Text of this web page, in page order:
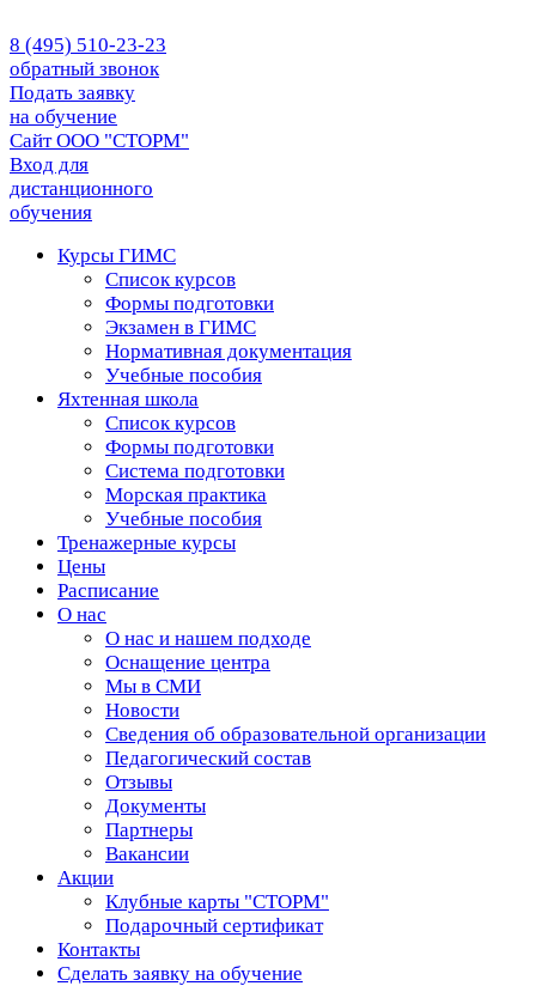
8 (495) 510-23-23
обратный звонок
Подать заявку
на обучение
Сайт ООО "СТОРМ"
Вход для
дистанционного
обучения
Курсы ГИМС
Список курсов
Формы подготовки
Экзамен в ГИМС
Нормативная документация
Учебные пособия
Яхтенная школа
Список курсов
Формы подготовки
Cистема подготовки
Морская практика
Учебные пособия
Тренажерные курсы
Цены
Расписание
О нас
О нас и нашем подходе
Оснащение центра
Мы в СМИ
Новости
Сведения об образовательной организации
Педагогический состав
Отзывы
Документы
Партнеры
Вакансии
Акции
Клубные карты "СТОРМ"
Подарочный сертификат
Контакты
Сделать заявку на обучение